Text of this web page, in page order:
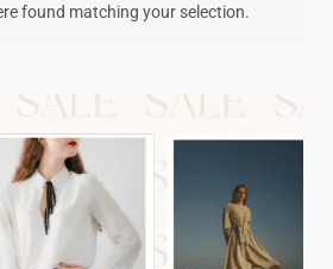
found matching your selection.